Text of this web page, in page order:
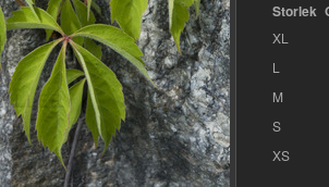
Storlek
XL
L
M
S
XS